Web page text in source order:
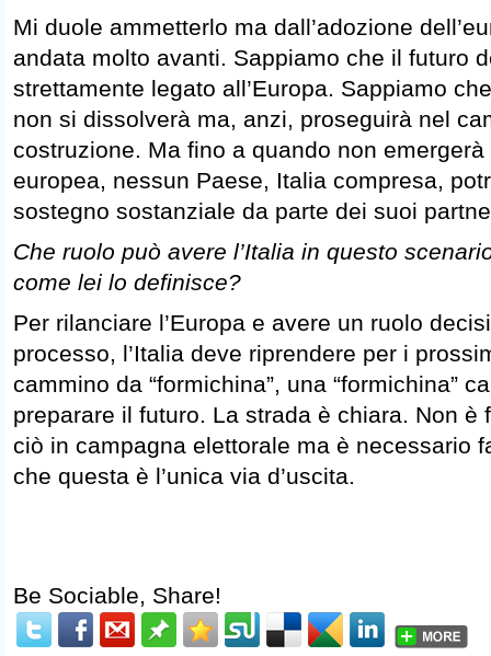
Mi duole ammetterlo ma dall’adozione
andata molto avanti. Sappiamo che il futuro
strettamente legato all’Europa. Sappiamo
non si dissolverà ma, anzi, proseguirà nel
costruzione. Ma fino a quando non
europea, nessun Paese, Italia compresa,
sostegno sostanziale da parte dei suoi
Che ruolo può avere l’Italia in questo
come lei lo definisce?
Per rilanciare l’Europa e avere un ruolo
processo, l’Italia deve riprendere per i
cammino da “formichina”, una “formichina”
preparare il futuro. La strada è chiara. Non è
ciò in campagna elettorale ma è necessario
che questa è l’unica via d’uscita.
Be Sociable, Share!